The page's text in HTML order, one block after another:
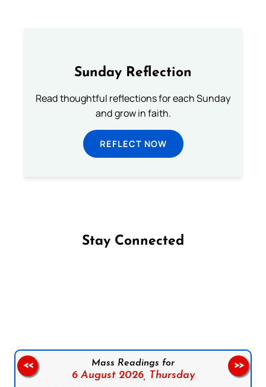
Sunday Reflection
Read thoughtful reflections for each Sunday
and grow in faith.
REFLECT NOW
Stay Connected
Mass Readings for
6 August 2026, Thursday
<< >>